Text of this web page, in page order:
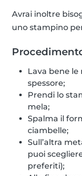
Avrai inoltre
uno stampino
Lava bene le
spessore;
Prendi lo
mela;
Spalma il
ciambelle;
Sull’altra
puoi
preferiti);